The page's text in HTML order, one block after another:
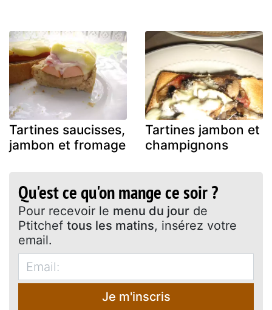
Tartines saucisses,
jambon et fromage
Tartines jambon et
champignons
Qu'est ce qu'on mange ce soir ?
Pour recevoir le menu du jour de
Ptitchef tous les matins, insérez votre
email.
Je m'inscris